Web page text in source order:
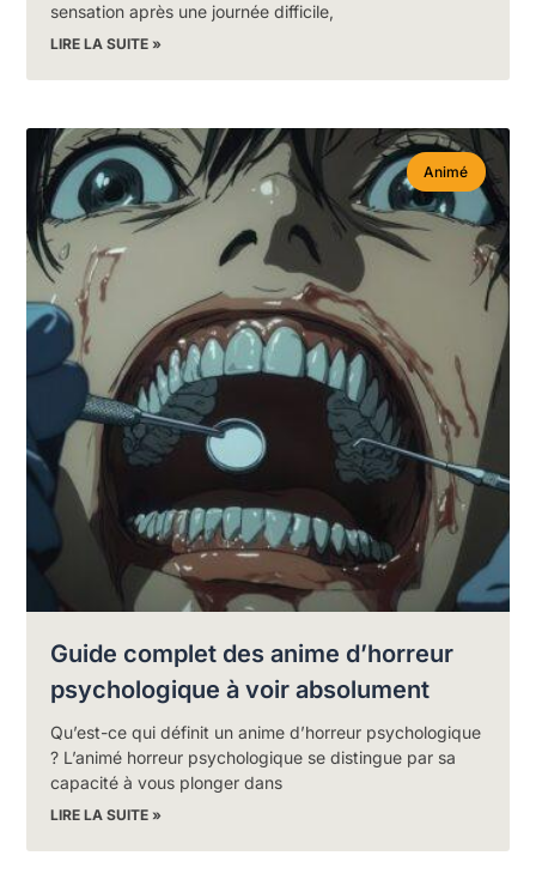
sensation après une journée difficile,
LIRE LA SUITE »
Animé
Guide complet des anime d’horreur
psychologique à voir absolument
Qu’est-ce qui définit un anime d’horreur psychologique
? L’animé horreur psychologique se distingue par sa
capacité à vous plonger dans
LIRE LA SUITE »